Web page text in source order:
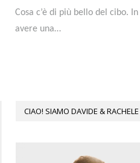
Cosa c’è di più bello del cibo.
avere una…
CIAO! SIAMO DAVIDE & RACHELE